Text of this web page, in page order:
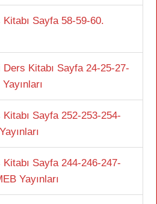
Kitabı Sayfa 58-59-60.
Ders Kitabı Sayfa 24-25-27-
Sayfa 252-253-254-
Sayfa 244-246-247-
Yayınları